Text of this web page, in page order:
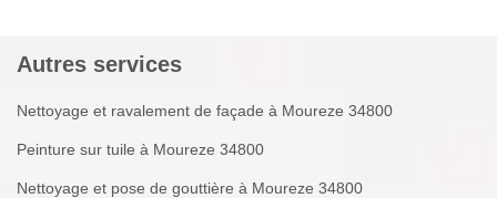
Autres services
Nettoyage et ravalement de façade à Moureze 34800
Peinture sur tuile à Moureze 34800
Nettoyage et pose de gouttière à Moureze 34800